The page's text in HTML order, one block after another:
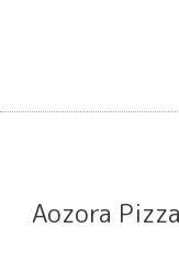
Aozora